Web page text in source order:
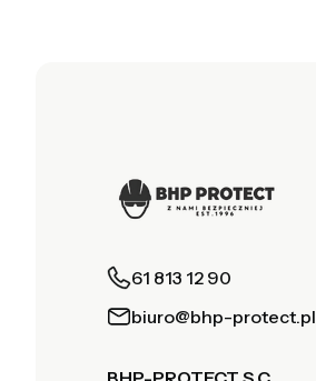
61 813 12 90
biuro@bhp-protect.pl